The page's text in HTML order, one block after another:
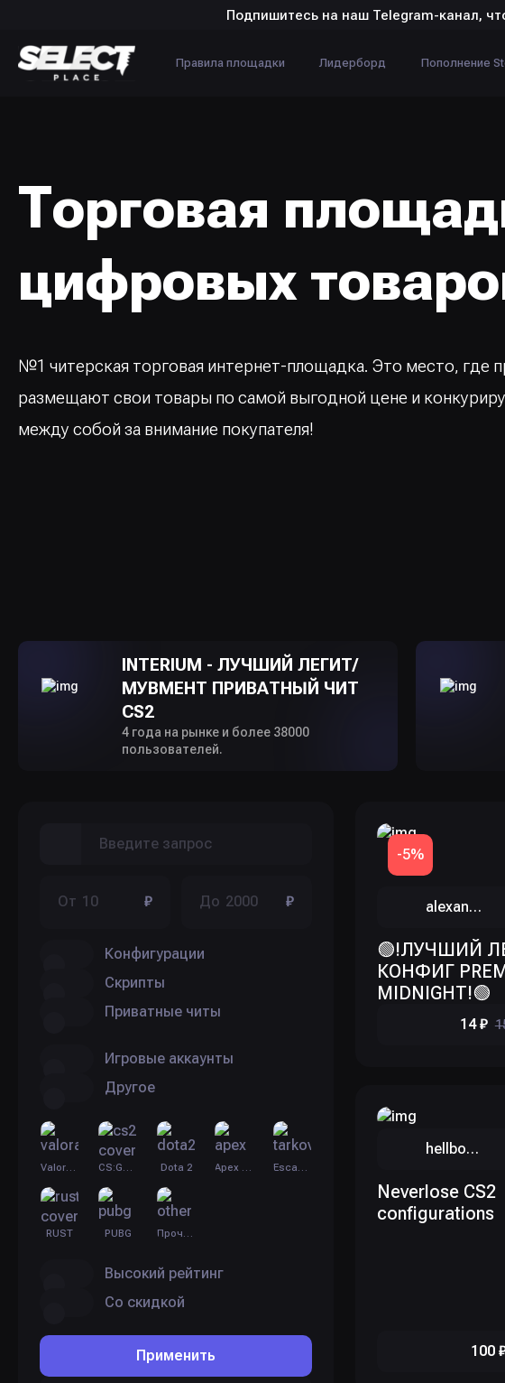
Подпишитесь на наш Telegram-канал,
Правила площадки Лидерборд Пополнение
Торговая
цифровых
№1 читерская торговая интернет-площадка. Это место, где
размещают свои товары по самой выгодной цене и
между собой за внимание покупателя!
INTERIUM - ЛУЧШИЙ ЛЕГИТ/
МУВМЕНТ ПРИВАТНЫЙ ЧИТ
CS2
4 года на рынке и более 38000
пользователей.
От ₽ До ₽
Конфигурации
Скрипты
Приватные читы
Игровые аккаунты
Другое
Dota 2
RUST PUBG
Высокий рейтинг
Со скидкой
Применить
-5%
alexanderzhuravel
🟢!ЛУЧШИЙ
КОНФИГ
MIDNIGHT!🟢
14 ₽
hellboy666
Neverlose CS2
configurations
100